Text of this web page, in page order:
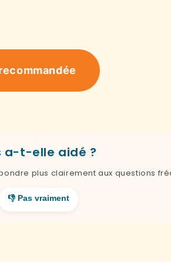
a-t-elle aidé ?
plus clairement aux questions
👎 Pas vraiment